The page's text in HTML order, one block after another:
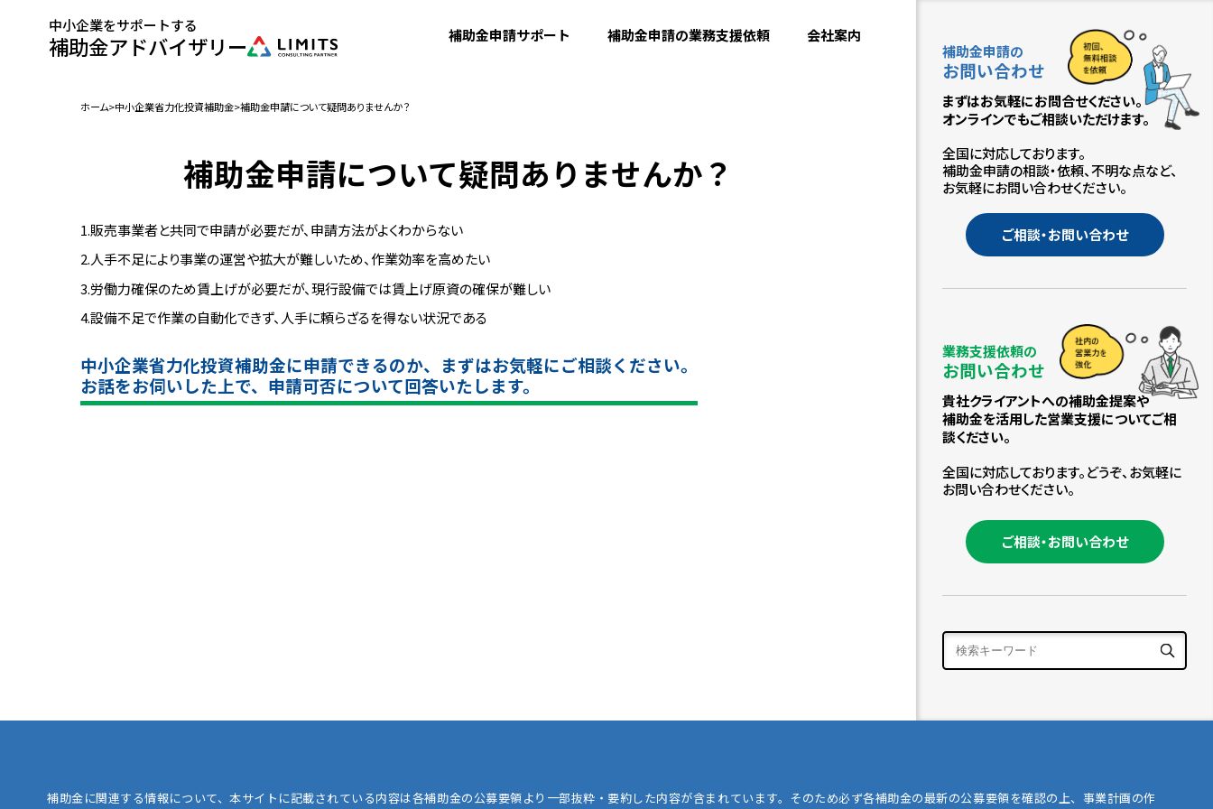
中小企業をサポートする
補助金アドバイザリー 補助金申請サポート 補助金申請の業務支援依頼 会社案内
ホーム 中小企業省力化投資補助金 補助金申請について疑問ありませんか？
補助金申請について疑問ありませんか？
販売事業者と共同で申請が必要だが、申請方法がよくわからない
人手不足により事業の運営や拡大が難しいため、作業効率を高めたい
労働力確保のため賃上げが必要だが、現行設備では賃上げ原資の確保が難しい
設備不足で作業の自動化できず、人手に頼らざるを得ない状況である
中小企業省力化投資補助金に申請できるのか、まずはお気軽にご相談ください。
お話をお伺いした上で、申請可否について回答いたします。
補助金申請の
お問い合わせ
まずはお気軽にお問合せください。
オンラインでもご相談いただけます。
全国に対応しております。
補助金申請の相談・依頼、不明な点など、
お気軽にお問い合わせください。
ご相談・お問い合わせ
業務支援依頼の
お問い合わせ
貴社クライアントへの補助金提案や
補助金を活用した営業支援についてご相
談ください。
全国に対応しております。どうぞ、お気軽に
お問い合わせください。
ご相談・お問い合わせ
補助金に関連する情報について、本サイトに記載されている内容は各補助金の公募要領より一部抜粋・要約した内容が含まれています。そのため必ず各補助金の最新の公募要領を確認の上、事業計画の作